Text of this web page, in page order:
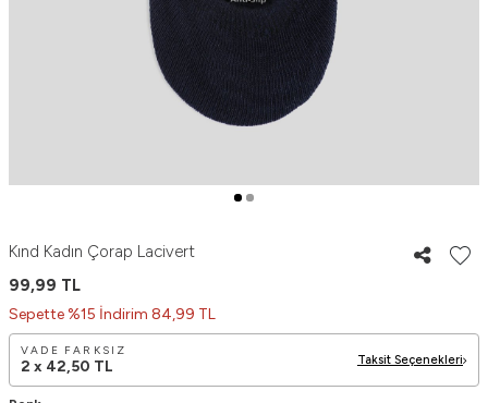
Kınd Kadın Çorap Lacivert
99,99 TL
Sepette %15 İndirim 84,99 TL
VADE FARKSIZ
2 x 42,50 TL Taksit Seçenekleri